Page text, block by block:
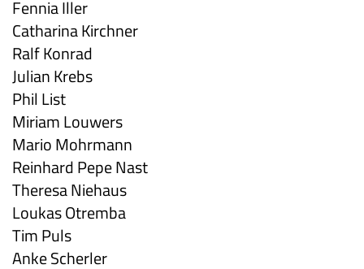
Fennia Iller
Catharina Kirchner
Ralf Konrad
Julian Krebs
Phil List
Miriam Louwers
Mario Mohrmann
Reinhard Pepe Nast
Theresa Niehaus
Loukas Otremba
Tim Puls
Anke Scherler